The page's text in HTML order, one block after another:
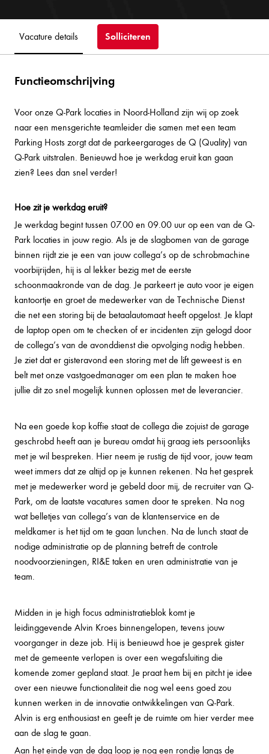
Vacature details Solliciteren
Functieomschrijving
Voor onze Q-Park locaties in Noord-Holland zijn wij op zoek
naar een mensgerichte teamleider die samen met een team
Parking Hosts zorgt dat de parkeergarages de Q (Quality) van
Q-Park uitstralen. Benieuwd hoe je werkdag eruit kan gaan
zien? Lees dan snel verder!
Hoe zit je werkdag eruit?
Je werkdag begint tussen 07.00 en 09.00 uur op een van de Q-
Park locaties in jouw regio. Als je de slagbomen van de garage
binnen rijdt zie je een van jouw collega’s op de schrobmachine
voorbijrijden, hij is al lekker bezig met de eerste
schoonmaakronde van de dag. Je parkeert je auto voor je eigen
kantoortje en groet de medewerker van de Technische Dienst
die net een storing bij de betaalautomaat heeft opgelost. Je klapt
de laptop open om te checken of er incidenten zijn gelogd door
de collega’s van de avonddienst die opvolging nodig hebben.
Je ziet dat er gisteravond een storing met de lift geweest is en
belt met onze vastgoedmanager om een plan te maken hoe
jullie dit zo snel mogelijk kunnen oplossen met de leverancier.
Na een goede kop koffie staat de collega die zojuist de garage
geschrobd heeft aan je bureau omdat hij graag iets persoonlijks
met je wil bespreken. Hier neem je rustig de tijd voor, jouw team
weet immers dat ze altijd op je kunnen rekenen. Na het gesprek
met je medewerker word je gebeld door mij, de recruiter van Q-
Park, om de laatste vacatures samen door te spreken. Na nog
wat belletjes van collega’s van de klantenservice en de
meldkamer is het tijd om te gaan lunchen. Na de lunch staat de
nodige administratie op de planning betreft de controle
noodvoorzieningen, RI&E taken en uren administratie van je
team.
Midden in je high focus administratieblok komt je
leidinggevende Alvin Kroes binnengelopen, tevens jouw
voorganger in deze job. Hij is benieuwd hoe je gesprek gister
met de gemeente verlopen is over een wegafsluiting die
komende zomer gepland staat. Je praat hem bij en pitcht je idee
over een nieuwe functionaliteit die nog wel eens goed zou
kunnen werken in de innovatie ontwikkelingen van Q-Park.
Alvin is erg enthousiast en geeft je de ruimte om hier verder mee
aan de slag te gaan.
Aan het einde van de dag loop je nog een rondje langs de